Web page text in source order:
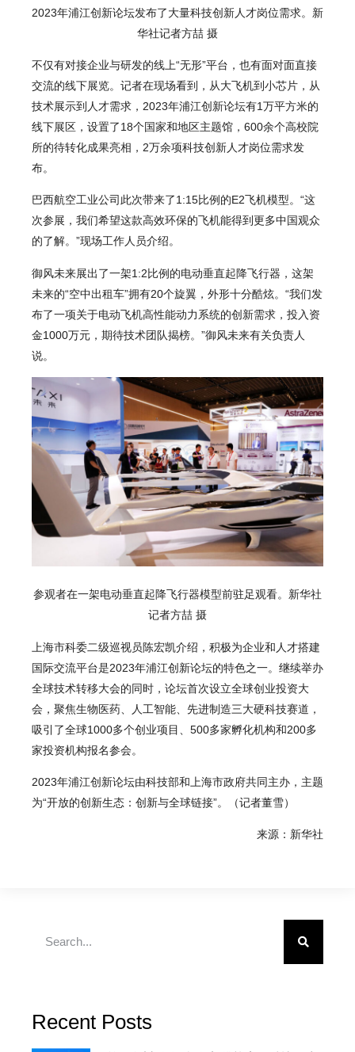
2023年浦江创新论坛发布了大量科技创新人才岗位需求。新
华社记者方喆 摄
不仅有对接企业与研发的线上“无形”平台，也有面对面直接
交流的线下展览。记者在现场看到，从大飞机到小芯片，从
技术展示到人才需求，2023年浦江创新论坛有1万平方米的
线下展区，设置了18个国家和地区主题馆，600余个高校院
所的待转化成果亮相，2万余项科技创新人才岗位需求发
布。
巴西航空工业公司此次带来了1:15比例的E2飞机模型。“这
次参展，我们希望这款高效环保的飞机能得到更多中国观众
的了解。”现场工作人员介绍。
御风未来展出了一架1:2比例的电动垂直起降飞行器，这架
未来的“空中出租车”拥有20个旋翼，外形十分酷炫。“我们发
布了一项关于电动飞机高性能动力系统的创新需求，投入资
金1000万元，期待技术团队揭榜。”御风未来有关负责人
说。
参观者在一架电动垂直起降飞行器模型前驻足观看。新华社
记者方喆 摄
上海市科委二级巡视员陈宏凯介绍，积极为企业和人才搭建
国际交流平台是2023年浦江创新论坛的特色之一。继续举办
全球技术转移大会的同时，论坛首次设立全球创业投资大
会，聚焦生物医药、人工智能、先进制造三大硬科技赛道，
吸引了全球1000多个创业项目、500多家孵化机构和200多
家投资机构报名参会。
2023年浦江创新论坛由科技部和上海市政府共同主办，主题
为“开放的创新生态：创新与全球链接”。（记者董雪）
来源：新华社
Recent Posts